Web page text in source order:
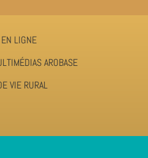
LIGNE
AROBASE
VIE RURAL